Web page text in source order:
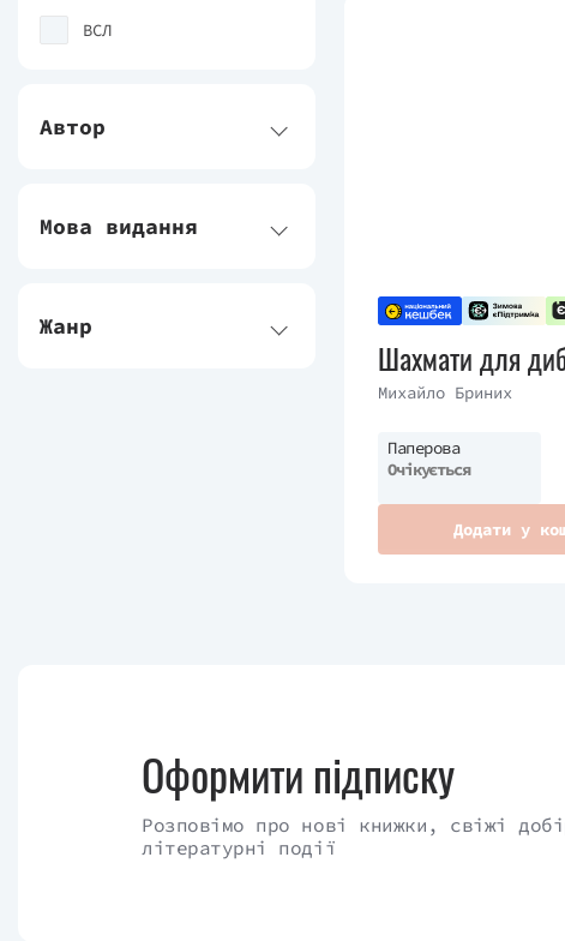
ВСЛ
Автор
Мова видання
Жанр
Шахмати для
Михайло Бриних
Паперова
Очікується
Додати у
Оформити підписку
Розповімо про нові книжки, свіжі
літературні події